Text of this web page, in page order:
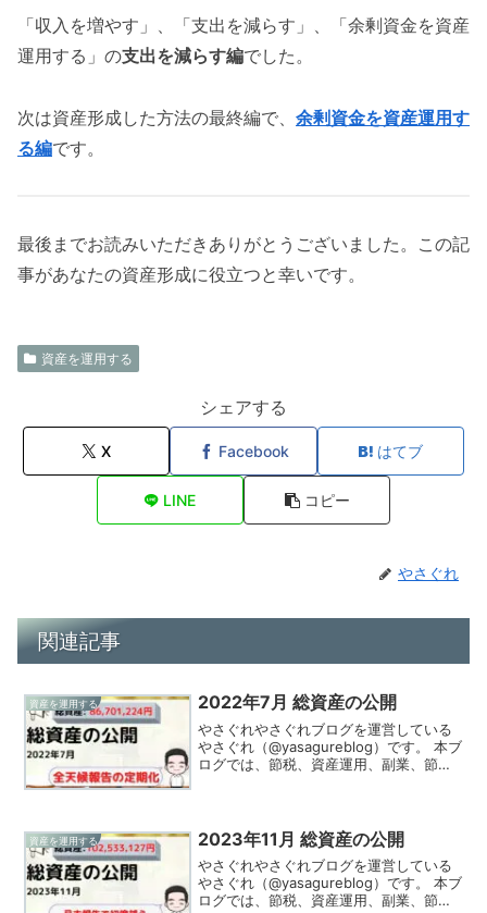
「収入を増やす」、「支出を減らす」、「余剰資金を資産
運用する」の支出を減らす編でした。
次は資産形成した方法の最終編で、 余剰資金を資産運用す
る編です。
最後までお読みいただきありがとうございました。この記
事があなたの資産形成に役立つと幸いです。
資産を運用する
シェアする
X Facebook はてブ
LINE コピー
やさぐれ
関連記事
資産を運用する 2022年7月 総資産の公開
やさぐれやさぐれブログを運営している
やさぐれ（@yasagureblog）です。 本ブ
ログでは、節税、資産運用、副業、節約
ザ...
資産を運用する 2023年11月 総資産の公開
やさぐれやさぐれブログを運営している
やさぐれ（@yasagureblog）です。 本ブ
ログでは、節税、資産運用、副業、節約